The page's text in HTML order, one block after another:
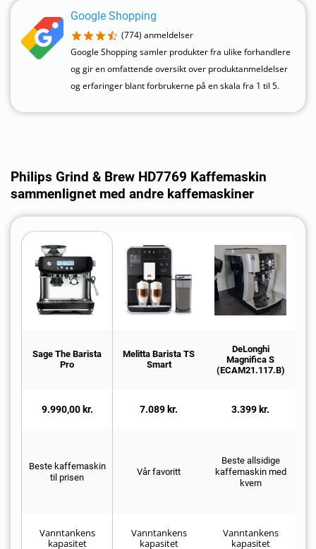
Google Shopping
(774) anmeldelser
Google Shopping samler produkter fra ulike forhandlere
og gir en omfattende oversikt over produktanmeldelser
og erfaringer blant forbrukerne på en skala fra 1 til 5.
Philips Grind & Brew HD7769 Kaffemaskin
sammenlignet med andre kaffemaskiner
Sage The Barista
Pro
Melitta Barista TS
Smart
DeLonghi
Magnifica S
(ECAM21.117.B)
9.990,00 kr. 7.089 kr. 3.399 kr.
Beste kaffemaskin
til prisen
Vår favoritt
Beste allsidige
kaffemaskin med
kvern
Vanntankens
kapasitet
Vanntankens
kapasitet
Vanntankens
kapasitet